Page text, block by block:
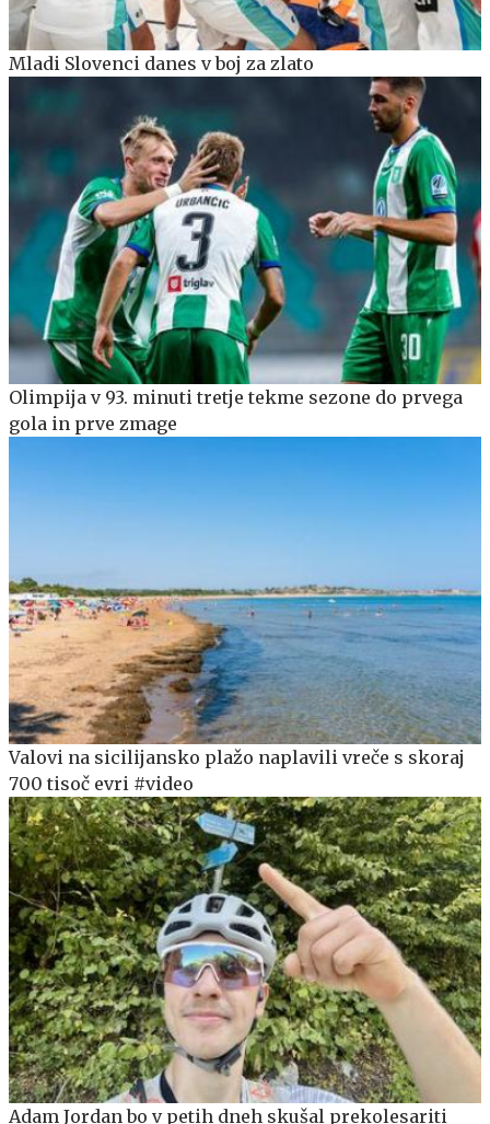
Mladi Slovenci danes v boj za zlato
Olimpija v 93. minuti tretje tekme sezone do prvega
gola in prve zmage
Valovi na sicilijansko plažo naplavili vreče s skoraj
700 tisoč evri #video
Adam Jordan bo v petih dneh skušal prekolesariti